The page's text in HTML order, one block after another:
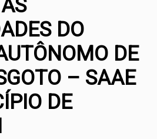
DO
DE
– SAAE
DE